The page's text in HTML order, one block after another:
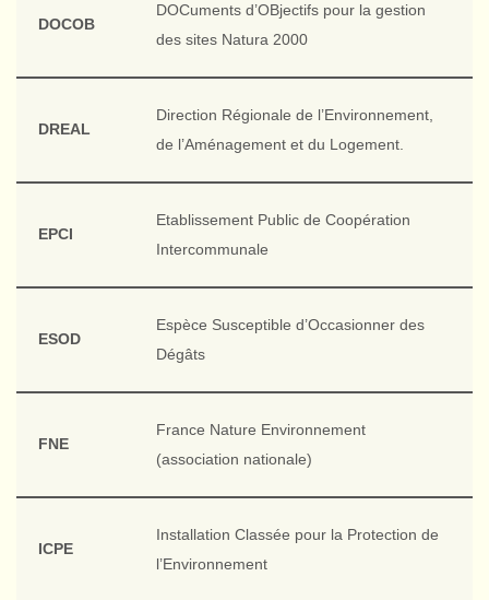
DOCOB
DOCuments d’OBjectifs pour la gestion
des sites Natura 2000
DREAL
Direction Régionale de l’Environnement,
de l’Aménagement et du Logement.
EPCI
Etablissement Public de Coopération
Intercommunale
ESOD
Espèce Susceptible d’Occasionner des
Dégâts
FNE
France Nature Environnement
(association nationale)
ICPE
Installation Classée pour la Protection de
l’Environnement